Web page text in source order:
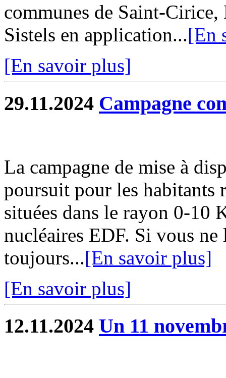
communes de Saint-
Sistels en application...[En
[En savoir plus]
29.11.2024 Campagne
La campagne de mise à
poursuit pour les habitants
situées dans le rayon 0-10
nucléaires EDF. Si vous
toujours...[En savoir plus]
[En savoir plus]
12.11.2024 Un 11